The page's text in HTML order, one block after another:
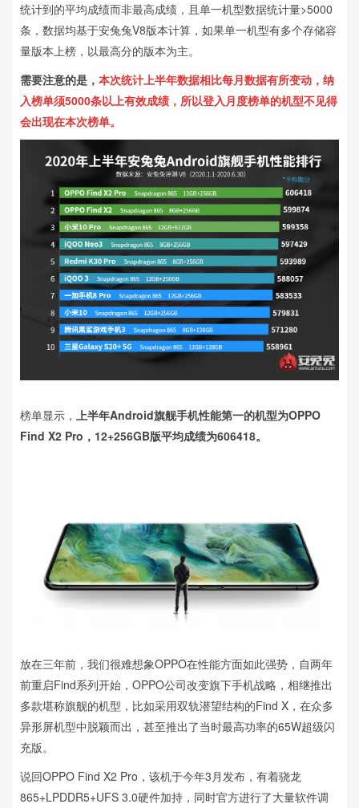
统计到的平均成绩而非最高成绩，且单一机型数据统计量>5000
条，数据均基于安兔兔V8版本计算，如果单一机型有多个存储容
量版本上榜，以最高分的版本为主。
需要注意的是， 本次统计上半年数据相比每月数据有所变动，纳
入榜单须5000条以上有效成绩，所以登入月度榜单的机型不见得
会出现在本次榜单。
榜单显示， 上半年Android旗舰手机性能第一的机型为OPPO
Find X2 Pro，12+256GB版平均成绩为606418。
放在三年前，我们很难想象OPPO在性能方面如此强势，自两年
前重启Find系列开始，OPPO公司改变旗下手机战略，相继推出
多款堪称旗舰的机型，比如采用双轨潜望结构的Find X，在众多
异形屏机型中脱颖而出，甚至推出了当时最高功率的65W超级闪
充版。
说回OPPO Find X2 Pro，该机于今年3月发布，有着骁龙
865+LPDDR5+UFS 3.0硬件加持，同时官方进行了大量软件调